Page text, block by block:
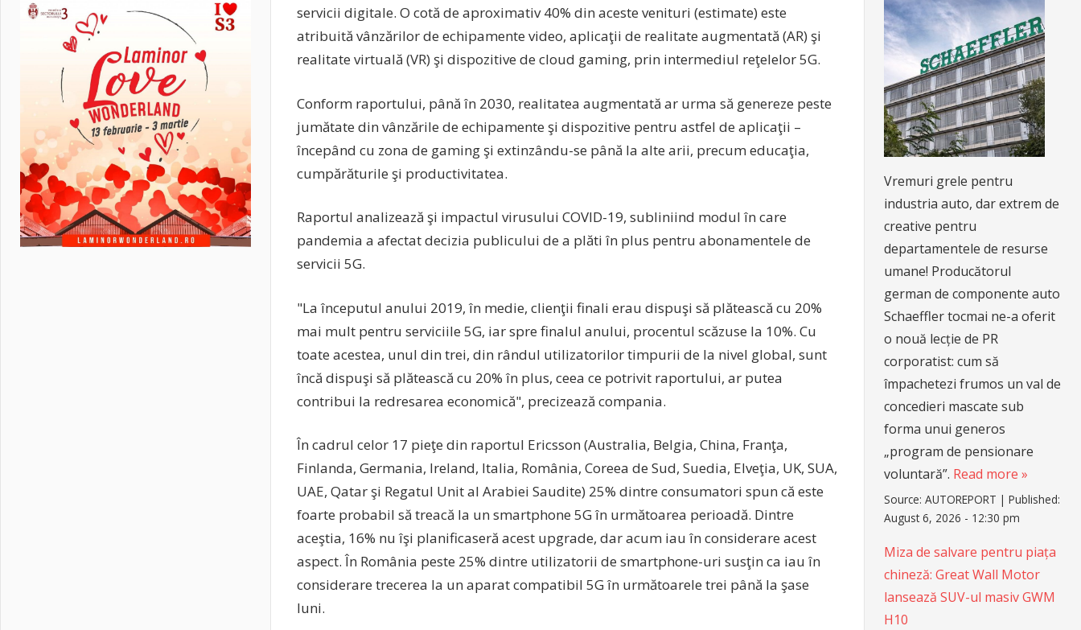
servicii digitale. O cotă de aproximativ 40% din aceste venituri (estimate) este
atribuită vânzărilor de echipamente video, aplicaţii de realitate augmentată (AR) şi
realitate virtuală (VR) şi dispozitive de cloud gaming, prin intermediul reţelelor 5G.
Conform raportului, până în 2030, realitatea augmentată ar urma să genereze peste
jumătate din vânzările de echipamente şi dispozitive pentru astfel de aplicaţii –
începând cu zona de gaming şi extinzându-se până la alte arii, precum educaţia,
cumpărăturile şi productivitatea.
Raportul analizează şi impactul virusului COVID-19, subliniind modul în care
pandemia a afectat decizia publicului de a plăti în plus pentru abonamentele de
servicii 5G.
"La începutul anului 2019, în medie, clienţii finali erau dispuşi să plătească cu 20%
mai mult pentru serviciile 5G, iar spre finalul anului, procentul scăzuse la 10%. Cu
toate acestea, unul din trei, din rândul utilizatorilor timpurii de la nivel global, sunt
încă dispuşi să plătească cu 20% în plus, ceea ce potrivit raportului, ar putea
contribui la redresarea economică", precizează compania.
În cadrul celor 17 pieţe din raportul Ericsson (Australia, Belgia, China, Franţa,
Finlanda, Germania, Ireland, Italia, România, Coreea de Sud, Suedia, Elveţia, UK, SUA,
UAE, Qatar şi Regatul Unit al Arabiei Saudite) 25% dintre consumatori spun că este
foarte probabil să treacă la un smartphone 5G în următoarea perioadă. Dintre
aceştia, 16% nu îşi planificaseră acest upgrade, dar acum iau în considerare acest
aspect. În România peste 25% dintre utilizatorii de smartphone-uri susţin ca iau în
considerare trecerea la un aparat compatibil 5G în următoarele trei până la şase
luni.
Vremuri grele pentru
industria auto, dar extrem de
creative pentru
departamentele de resurse
umane! Producătorul
german de componente auto
Schaeffler tocmai ne-a oferit
o nouă lecție de PR
corporatist: cum să
împachetezi frumos un val de
concedieri mascate sub
forma unui generos
„program de pensionare
voluntară”. Read more »
Source:AUTOREPORT |Published:
August 6, 2026 - 12:30 pm
Miza de salvare pentru piața
chineză: Great Wall Motor
lansează SUV-ul masiv GWM
H10